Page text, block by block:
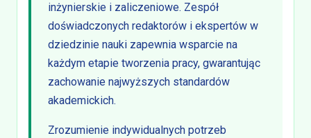
inżynierskie i zaliczeniowe. Zespół
doświadczonych redaktorów i ekspertów w
dziedzinie nauki zapewnia wsparcie na
każdym etapie tworzenia pracy, gwarantując
zachowanie najwyższych standardów
akademickich.
Zrozumienie indywidualnych potrzeb